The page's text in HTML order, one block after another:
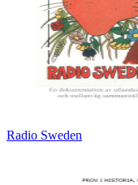
Radio Sweden